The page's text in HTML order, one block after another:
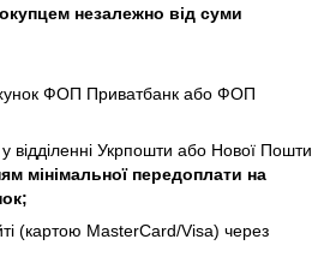
незалежно від суми
ФОП Приватбанк або ФОП
Укрпошти або Нової Пошти
мінімальної передоплати на
(картою MasterCard/Visa) через